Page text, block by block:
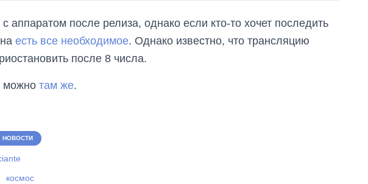
с аппаратом после релиза, однако если кто-то хочет последить
есть все необходимое. Однако известно, что трансляцию
после 8 числа.
можно там же.
НОВОСТИ
космос